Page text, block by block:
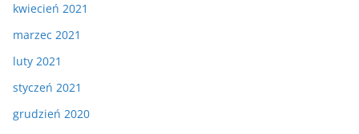
kwiecień 2021
marzec 2021
luty 2021
styczeń 2021
grudzień 2020